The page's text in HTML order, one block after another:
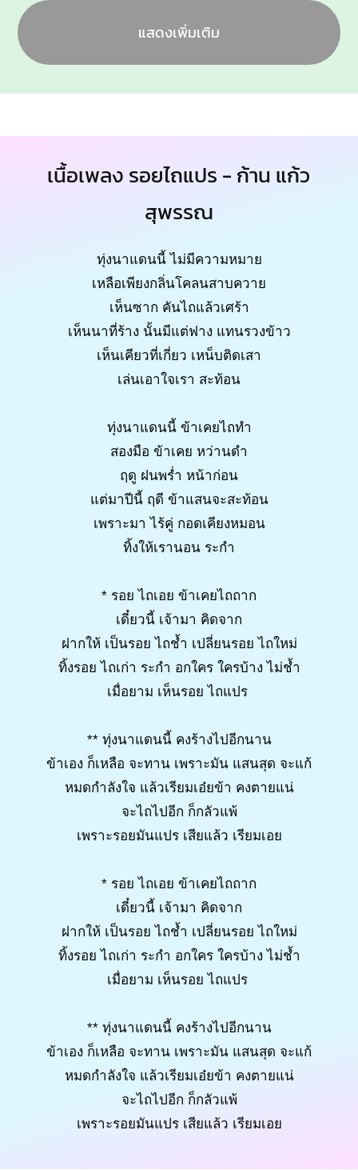
แสดงเพิ่มเติม
เนื้อเพลง รอยไถแปร - ก้าน แก้ว
สุพรรณ
ทุ่งนาแดนนี้ ไม่มีความหมาย
เหลือเพียงกลิ่นโคลนสาบควาย
เห็นซาก คันไถแล้วเศร้า
เห็นนาที่ร้าง นั้นมีแต่ฟาง แทนรวงข้าว
เห็นเคียวที่เกี่ยว เหน็บติดเสา
เล่นเอาใจเรา สะท้อน
ทุ่งนาแดนนี้ ข้าเคยไถทำ
สองมือ ข้าเคย หว่านดำ
ฤดู ฝนพร่ำ หน้าก่อน
แต่มาปีนี้ ฤดี ข้าแสนจะสะท้อน
เพราะมา ไร้คู่ กอดเคียงหมอน
ทิ้งให้เรานอน ระกำ
* รอย ไถเอย ข้าเคยไถถาก
เดี๋ยวนี้ เจ้ามา คิดจาก
ฝากให้ เป็นรอย ไถช้ำ เปลี่ยนรอย ไถใหม่
ทิ้งรอย ไถเก่า ระกำ อกใคร ใครบ้าง ไม่ช้ำ
เมื่อยาม เห็นรอย ไถแปร
** ทุ่งนาแดนนี้ คงร้างไปอีกนาน
ข้าเอง ก็เหลือ จะทาน เพราะมัน แสนสุด จะแก้
หมดกำลังใจ แล้วเรียมเอ๋ยข้า คงตายแน่
จะไถไปอีก ก็กลัวแพ้
เพราะรอยมันแปร เสียแล้ว เรียมเอย
* รอย ไถเอย ข้าเคยไถถาก
เดี๋ยวนี้ เจ้ามา คิดจาก
ฝากให้ เป็นรอย ไถช้ำ เปลี่ยนรอย ไถใหม่
ทิ้งรอย ไถเก่า ระกำ อกใคร ใครบ้าง ไม่ช้ำ
เมื่อยาม เห็นรอย ไถแปร
** ทุ่งนาแดนนี้ คงร้างไปอีกนาน
ข้าเอง ก็เหลือ จะทาน เพราะมัน แสนสุด จะแก้
หมดกำลังใจ แล้วเรียมเอ๋ยข้า คงตายแน่
จะไถไปอีก ก็กลัวแพ้
เพราะรอยมันแปร เสียแล้ว เรียมเอย